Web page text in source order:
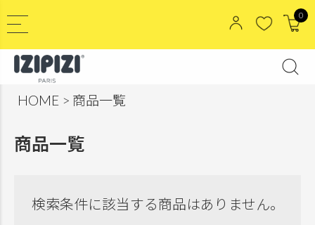
0
HOME 商品一覧
商品一覧
検索条件に該当する商品はありません。